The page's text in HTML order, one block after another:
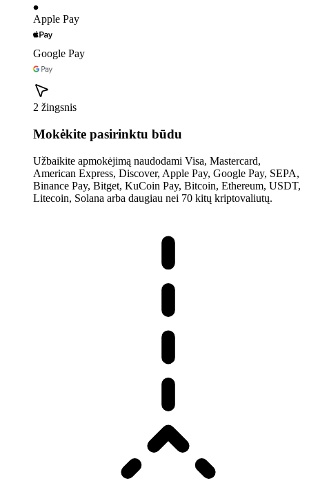
Apple Pay
Google Pay
2 žingsnis
Mokėkite pasirinktu būdu
Užbaikite apmokėjimą naudodami Visa, Mastercard,
American Express, Discover, Apple Pay, Google Pay, SEPA,
Binance Pay, Bitget, KuCoin Pay, Bitcoin, Ethereum, USDT,
Litecoin, Solana arba daugiau nei 70 kitų kriptovaliutų.